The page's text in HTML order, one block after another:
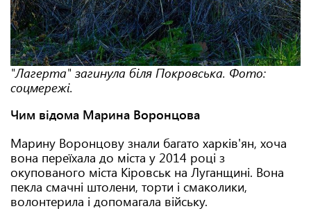
"Лагерта" загинула біля Покровська. Фото:
соцмережі.
Чим відома Марина Воронцова
Марину Воронцову знали багато харків'ян, хоча
вона переїхала до міста у 2014 році з
окупованого міста Кіровськ на Луганщині. Вона
пекла смачні штолени, торти і смаколики,
волонтерила і допомагала війську.